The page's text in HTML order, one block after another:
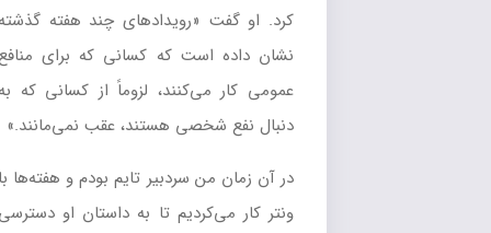
کرد. او گفت «رویدادهای چند هفته گذشته
نشان داده است که کسانی که برای منافع
عمومی کار می‌کنند، لزوماً از کسانی که به
دنبال نفع شخصی هستند، عقب نمی‌مانند.»
در آن زمان من سردبیر تایم بودم و هفته‌ها با
ونتر کار می‌کردیم تا به داستان او دسترسی